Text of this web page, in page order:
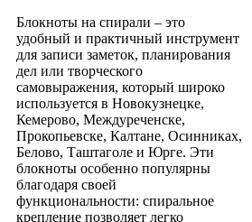
Блокноты на спирали – это
удобный и практичный инструмент
для записи заметок, планирования
дел или творческого
самовыражения, который широко
используется в Новокузнецке,
Кемерово, Междуреченске,
Прокопьевске, Калтане, Осинниках,
Белово, Таштаголе и Юрге. Эти
блокноты особенно популярны
благодаря своей
функциональности: спиральное
крепление позволяет легко